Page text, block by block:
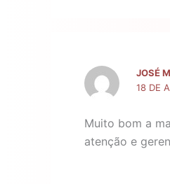
JOSÉ
18 DE
Muito bom a
atenção e